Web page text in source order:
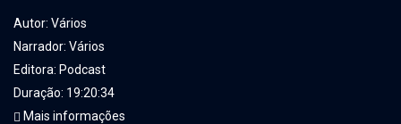
Autor: Vários
Narrador: Vários
Editora: Podcast
Duração: 19:20:34
Mais informações